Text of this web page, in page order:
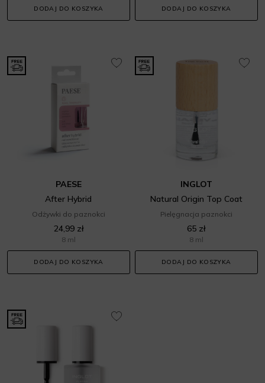
DODAJ DO KOSZYKA DODAJ DO KOSZYKA
PAESE
After Hybrid
Odżywki do paznokci
24,99 zł
8 ml
DODAJ DO KOSZYKA
INGLOT
Natural Origin Top Coat
Pielęgnacja paznokci
65 zł
8 ml
DODAJ DO KOSZYKA